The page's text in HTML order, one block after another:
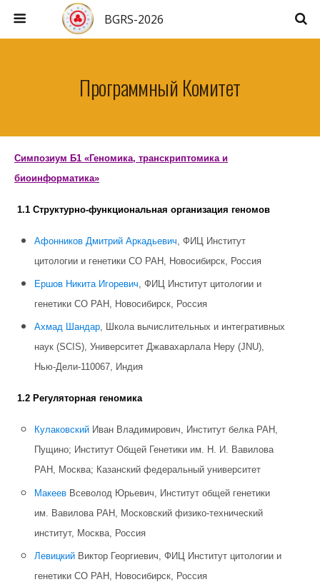
BGRS-2026
Программный Комитет
Симпозиум Б1 «Геномика, транскриптомика и
биоинформатика»
1.1 Структурно-функциональная организация геномов
Афонников Дмитрий Аркадьевич, ФИЦ Институт
цитологии и генетики СО РАН, Новосибирск, Россия
Ершов Никита Игоревич, ФИЦ Институт цитологии и
генетики СО РАН, Новосибирск, Россия
Ахмад Шандар, Школа вычислительных и интегративных
наук (SCIS), Университет Джавахарлала Неру (JNU),
Нью-Дели-110067, Индия
1.2 Регуляторная геномика
Кулаковский Иван Владимирович, Институт белка РАН,
Пущино; Институт Общей Генетики им. Н. И. Вавилова
РАН, Москва; Казанский федеральный университет
Макеев Всеволод Юрьевич, Институт общей генетики
им. Вавилова РАН, Московский физико-технический
институт, Москва, Россия
Левицкий Виктор Георгиевич, ФИЦ Институт цитологии и
генетики СО РАН, Новосибирск, Россия